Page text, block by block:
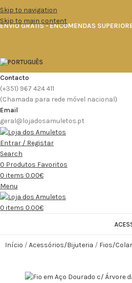
Skip to navigation
Skip to main content
ENVIO GRÁTIS - ENCOMENDAS
Contacto
(+351) 967 424 411
(Chamada para rede móvel nacional)
Email
geral@lojadosamuletos.pt
Entrar / Registar
Search
0 Produtos Favoritos
0 items 0.00€
Menu
0 items 0.00€
Início Acessórios/Bijuteria Fios/